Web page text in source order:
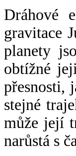
Dráhové
gravitace
planety
obtížné
přesnosti,
stejné
může její
narůstá s